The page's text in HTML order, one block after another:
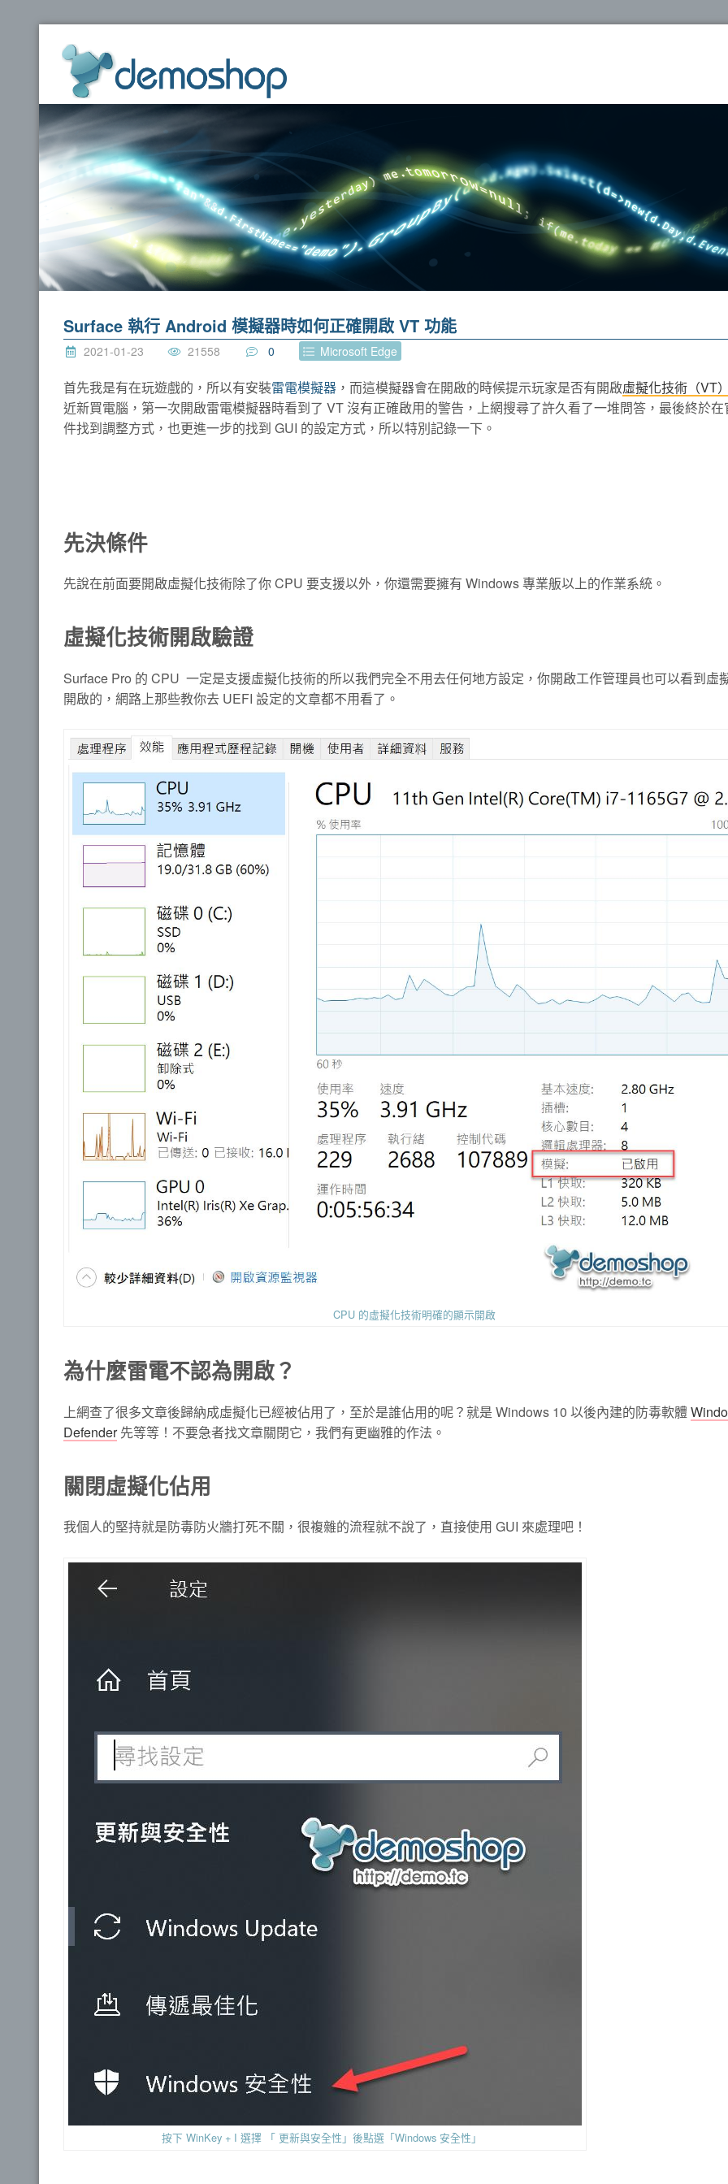
Surface 執行 Android 模擬器時如何正確開啟 VT 功能
2021-01-23 21558 0 Microsoft Edge
首先我是有在玩遊戲的，所以有安裝雷電模擬器 ，而這模擬器會在開啟的時候提示玩家是否有開啟虛擬化技術（VT
近新買電腦，第一次開啟雷電模擬器時看到了 VT 沒有正確啟用的警告，上網搜尋了許久看了一堆問答，最後終於在
件找到調整方式，也更進一步的找到 GUI 的設定方式，所以特別記錄一下。
先決條件
先說在前面要開啟虛擬化技術除了你 CPU 要支援以外，你還需要擁有 Windows 專業舨以上的作業系統。
虛擬化技術開啟驗證
Surface Pro 的 CPU 一定是支援虛擬化技術的所以我們完全不用去任何地方設定，你開啟工作管理員也可以看到虛
開啟的，網路上那些教你去 UEFI 設定的文章都不用看了。
CPU 的虛擬化技術明確的顯示開啟
為什麼雷電不認為開啟？
上網查了很多文章後歸納成虛擬化已經被佔用了，至於是誰佔用的呢？就是 Windows 10 以後內建的防毒軟體
Defender先等等！不要急者找文章關閉它，我們有更幽雅的作法。
關閉虛擬化佔用
我個人的堅持就是防毒防火牆打死不關，很複雜的流程就不說了，直接使用 GUI 來處理吧！
按下 WinKey + I 選擇 「 更新與安全性」後點選「Windows 安全性」